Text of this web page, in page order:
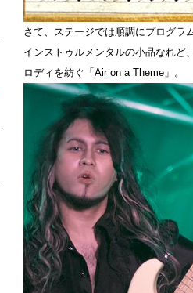
さて、ステージでは順調にプログラ
インストゥルメンタルの小品なれど
ロディを紡ぐ「Air on a Theme」。